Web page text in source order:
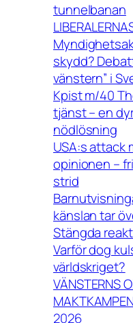
tunnelbanan
skydd?
vänstern” i
Kpist m/40
tjänst – en
nödlösning
USA:s attack
opinionen –
strid
känslan tar
Stängda
Varför dog
världskriget?
VÄNSTERNS
2026